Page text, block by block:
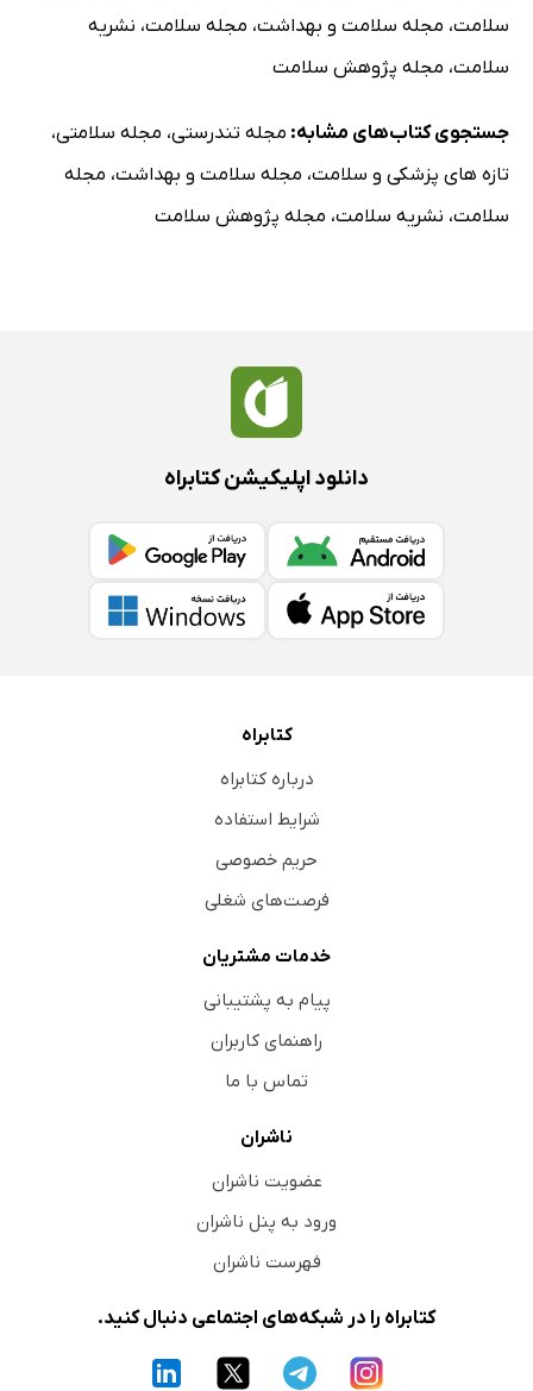
سلامت، مجله سلامت و بهداشت، مجله سلامت، نشریه
سلامت، مجله پژوهش سلامت
جستجوی کتاب‌های مشابه: مجله تندرستی، مجله سلامتی،
تازه های پزشکی و سلامت، مجله سلامت و بهداشت، مجله
سلامت، نشریه سلامت، مجله پژوهش سلامت
دانلود اپلیکیشن کتابراه
کتابراه
درباره کتابراه
شرایط استفاده
حریم خصوصی
فرصت‌های شغلی
خدمات مشتریان
پیام به پشتیبانی
راهنمای کاربران
تماس با ما
ناشران
عضویت ناشران
ورود به پنل ناشران
فهرست ناشران
کتابراه را در شبکه‌های اجتماعی دنبال کنید.